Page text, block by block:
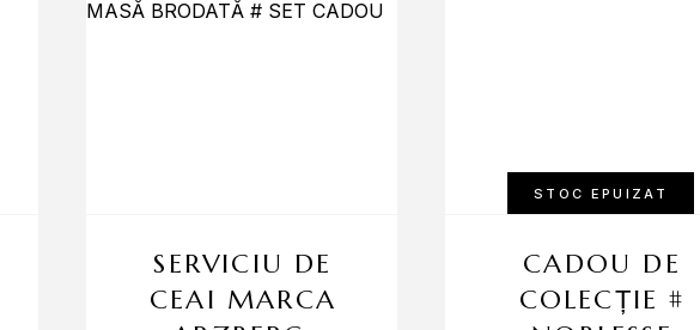
SERVICIU DE
CEAI MARCA
STOC EPUIZAT
CADOU DE
COLECȚIE #